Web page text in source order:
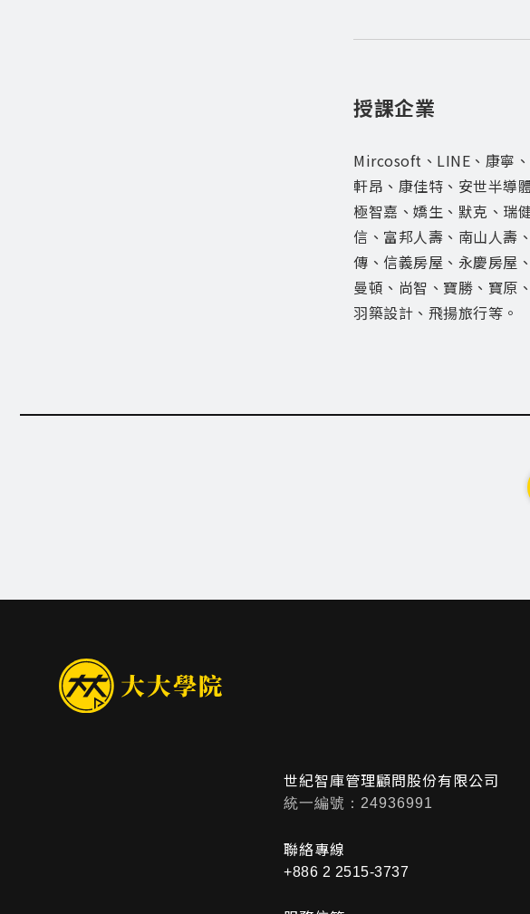
授課企業
Mircosoft、LINE、康寧
軒昂、康佳特、安世半導
極智嘉、嬌生、默克、瑞
信、富邦人壽、南山人壽
傳、信義房屋、永慶房屋
曼頓、尚智、寶勝、寶原
羽築設計、飛揚旅行等。
世紀智庫管理顧問股份有限公司
統一編號：24936991
聯絡專線
+886 2 2515-3737